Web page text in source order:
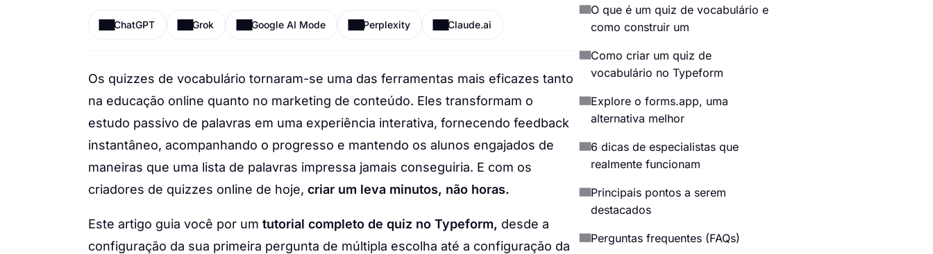
ChatGPT Grok Google AI Mode Perplexity Claude.ai
Os quizzes de vocabulário tornaram-se uma das ferramentas mais eficazes tanto
na educação online quanto no marketing de conteúdo. Eles transformam o
estudo passivo de palavras em uma experiência interativa, fornecendo feedback
instantâneo, acompanhando o progresso e mantendo os alunos engajados de
maneiras que uma lista de palavras impressa jamais conseguiria. E com os
criadores de quizzes online de hoje, criar um leva minutos, não horas.
Este artigo guia você por um tutorial completo de quiz no Typeform, desde a
configuração da sua primeira pergunta de múltipla escolha até a configuração da
O que é um quiz de vocabulário e
como construir um
Como criar um quiz de
vocabulário no Typeform
Explore o forms.app, uma
alternativa melhor
6 dicas de especialistas que
realmente funcionam
Principais pontos a serem
destacados
Perguntas frequentes (FAQs)